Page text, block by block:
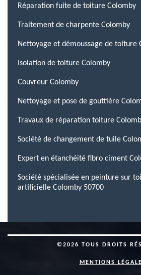
Réparation fuite de toiture Colomby
Traitement de charpente Colomby
Nettoyage et démoussage de toiture
Isolation de toiture Colomby
Couvreur Colomby
Nettoyage et pose de gouttière
Travaux de réparation toiture
Société de changement de tuile
Expert en étanchéité fibro ciment
Société spécialisée en peinture sur
artificielle Colomby 50700
©2026 TOUS DROITS
MENTIONS